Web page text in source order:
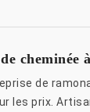
de
les prix.